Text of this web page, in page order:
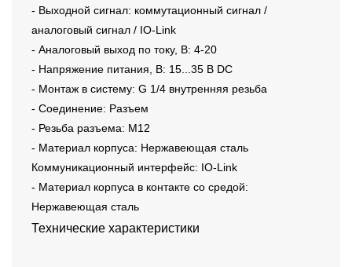
- Выходной сигнал: коммутационный сигнал /
аналоговый сигнал / IO-Link
- Аналоговый выход по току, В: 4-20
- Напряжение питания, В: 15...35 В DC
- Монтаж в систему: G 1/4 внутренняя резьба
- Соединение: Разъем
- Резьба разъема: M12
- Материал корпуса: Нержавеющая сталь
Коммуникационный интерфейс: IO-Link
- Материал корпуса в контакте со средой:
Нержавеющая сталь
Технические характеристики